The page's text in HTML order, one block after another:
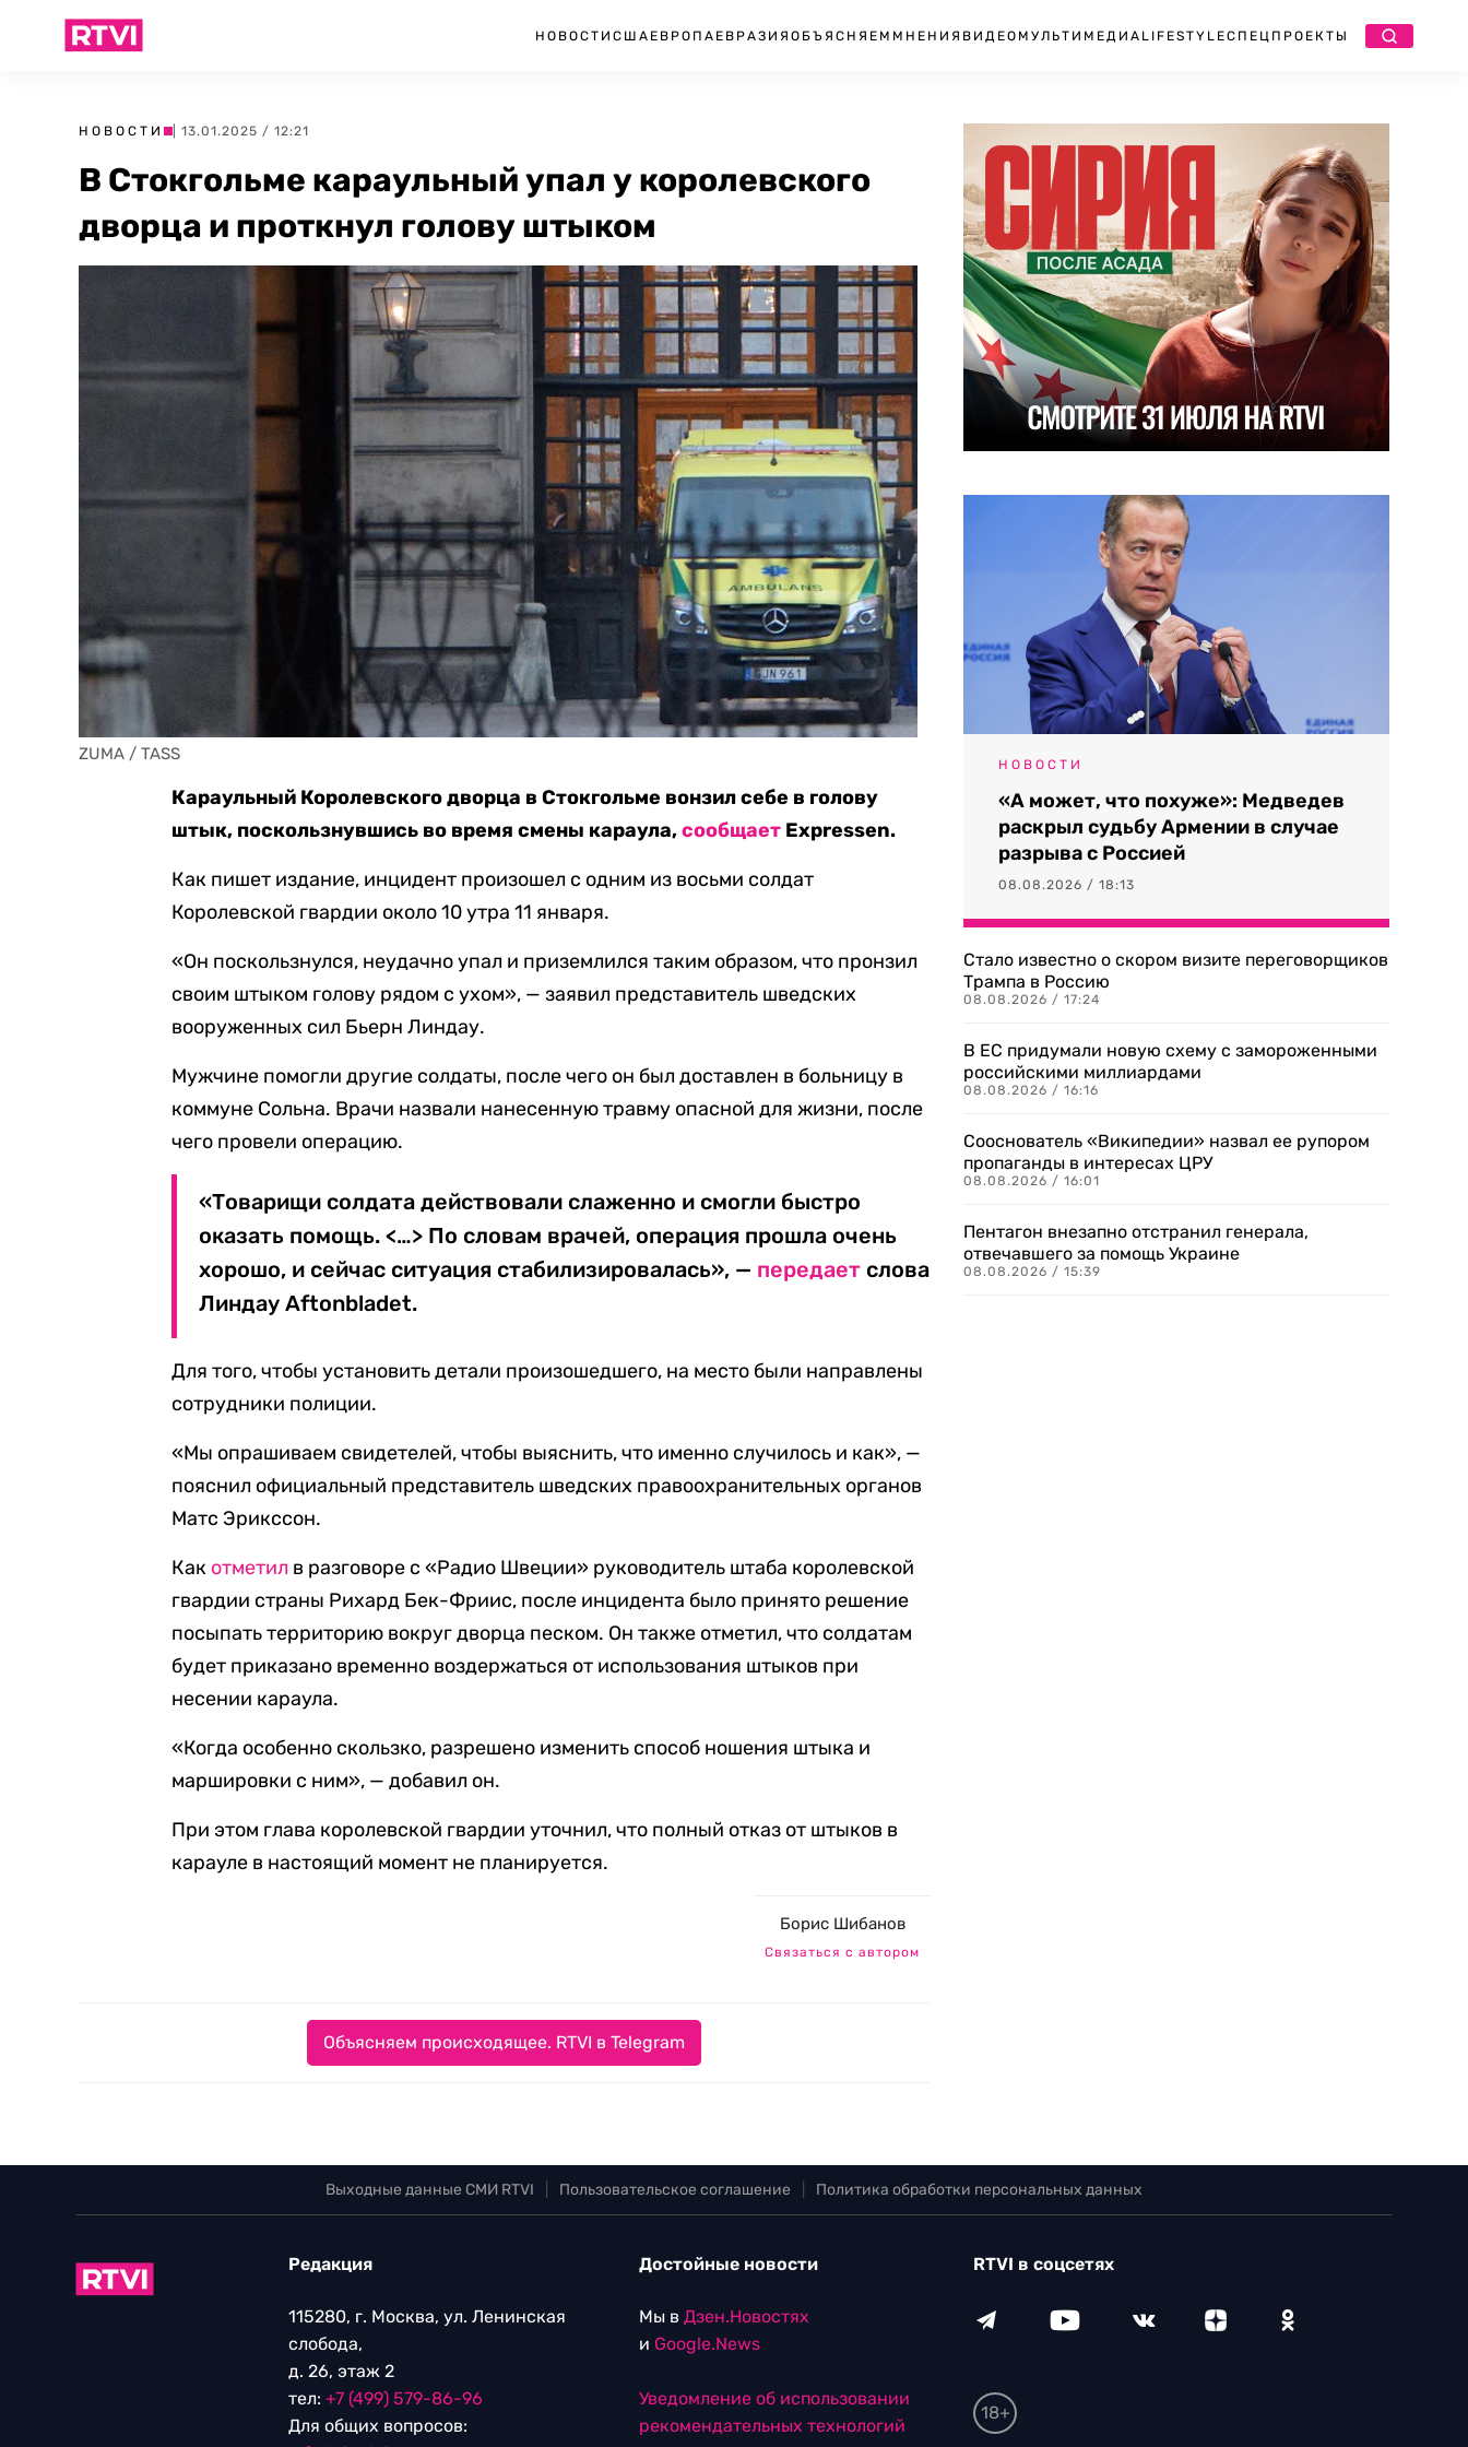
НОВОСТИ США ЕВРОПА ЕВРАЗИЯ ОБЪЯСНЯЕМ МНЕНИЯ ВИДЕО МУЛЬТИМЕДИА LIFESTYLEСПЕЦПРОЕКТЫ
НОВОСТИ | 13.01.2025 / 12:21
В Стокгольме караульный упал у королевского
дворца и проткнул голову штыком
ZUMA / TASS
Караульный Королевского дворца в Стокгольме вонзил себе в голову
штык, поскользнувшись во время смены караула,сообщает Expressen.
Как пишет издание, инцидент произошел с одним из восьми солдат
Королевской гвардии около 10 утра 11 января.
«Он поскользнулся, неудачно упал и приземлился таким образом, что пронзил
своим штыком голову рядом с ухом», — заявил представитель шведских
вооруженных сил Бьерн Линдау.
Мужчине помогли другие солдаты, после чего он был доставлен в больницу в
коммуне Сольна. Врачи назвали нанесенную травму опасной для жизни, после
чего провели операцию.
«Товарищи солдата действовали слаженно и смогли быстро
оказать помощь. <…> По словам врачей, операция прошла очень
хорошо, и сейчас ситуация стабилизировалась», — передает слова
Линдау Aftonbladet.
Для того, чтобы установить детали произошедшего, на место были направлены
сотрудники полиции.
«Мы опрашиваем свидетелей, чтобы выяснить, что именно случилось и как», —
пояснил официальный представитель шведских правоохранительных органов
Матс Эрикссон.
Как отметил в разговоре с «Радио Швеции» руководитель штаба королевской
гвардии страны Рихард Бек-Фриис, после инцидента было принято решение
посыпать территорию вокруг дворца песком. Он также отметил, что солдатам
будет приказано временно воздержаться от использования штыков при
несении караула.
«Когда особенно скользко, разрешено изменить способ ношения штыка и
маршировки с ним», — добавил он.
При этом глава королевской гвардии уточнил, что полный отказ от штыков в
карауле в настоящий момент не планируется.
Борис Шибанов
Связаться с автором
Объясняем происходящее. RTVI в Telegram
НОВОСТИ
«А может, что похуже»: Медведев
раскрыл судьбу Армении в случае
разрыва с Россией
08.08.2026 / 18:13
Стало известно о скором визите переговорщиков
Трампа в Россию
08.08.2026 / 17:24
В ЕС придумали новую схему с замороженными
российскими миллиардами
08.08.2026 / 16:16
Сооснователь «Википедии» назвал ее рупором
пропаганды в интересах ЦРУ
08.08.2026 / 16:01
Пентагон внезапно отстранил генерала,
отвечавшего за помощь Украине
08.08.2026 / 15:39
Выходные данные СМИ RTVI Пользовательское соглашение Политика обработки персональных данных
Редакция
115280, г. Москва, ул. Ленинская
слобода,
д. 26, этаж 2
тел: +7 (499) 579-86-96
Для общих вопросов:
Достойные новости
Мы в Дзен.Новостях
и Google.News
Уведомление об использовании
рекомендательных технологий
RTVI в соцсетях
18+